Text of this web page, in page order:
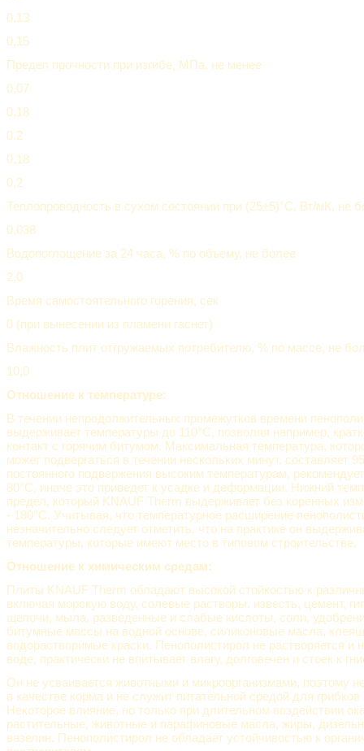
0,1З
0,15
Предел прочности при изгибе, МПа, не менее
0,07
0,18
0,2
0,18
0,2
Теплопроводность в сухом состоянии при (25±5)°С, Вт/мК, не
0,038
Водопоглощение за 24 часа, % по объему, не более
2,0
Время самостоятельного горения, сек
0 (при вынесении из пламени гаснет)
Влажность плит отгружаемых потребителю, % по массе, не
10,0
Отношение к температуре:
В течении непродолжительных промежутков времени
выдерживает температуры до 110°С, позволяя например,
контакт с горячим битумом. Максимальная температура,
может подвергаться в течении нескольких минут, составляет
постоянного подвержения высоким температурам,
80°С, иначе это приведет к усадке и деформации. Нижний
предел, который KNAUF Therm выдерживает без коренных
- 180°С. Учитывая, что температурное расширение
незначительно следует отметить, что на практике он
температуры, которые имеют место в типовом строительстве.
Отношение к химическим средам:
Плиты KNAUF Therm обладают высокой стойкостью к
включая морскую воду, солевые растворы, известь, цемент,
щелочи, мыла, разведенные и слабые кислоты, соли,
битумные массы на водной основе, силиконовые масла,
водорастворимые краски. Пенополистирол не растворяется и
воде, практически не впитывает влагу, долговечен и стоек к
Он не усваивается животными и микроорганизмами, поэтому
в качестве корма и не служит питательной средой для грибков
Некоторое влияние, но только при длительном воздействии
растительные, животные и парафиновые масла, жиры,
вазелин. Пенополистирол не обладает устойчивостью к